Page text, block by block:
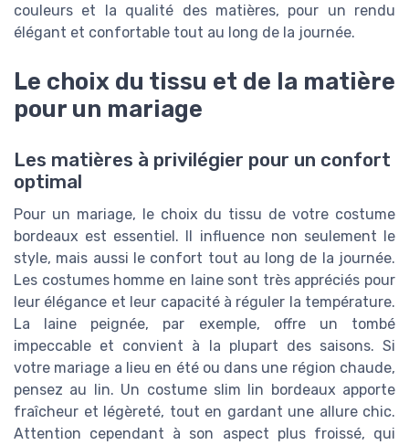
couleurs et la qualité des matières, pour un rendu
élégant et confortable tout au long de la journée.
Le choix du tissu et de la matière
pour un mariage
Les matières à privilégier pour un confort
optimal
Pour un mariage, le choix du tissu de votre costume
bordeaux est essentiel. Il influence non seulement le
style, mais aussi le confort tout au long de la journée.
Les costumes homme en laine sont très appréciés pour
leur élégance et leur capacité à réguler la température.
La laine peignée, par exemple, offre un tombé
impeccable et convient à la plupart des saisons. Si
votre mariage a lieu en été ou dans une région chaude,
pensez au lin. Un costume slim lin bordeaux apporte
fraîcheur et légèreté, tout en gardant une allure chic.
Attention cependant à son aspect plus froissé, qui